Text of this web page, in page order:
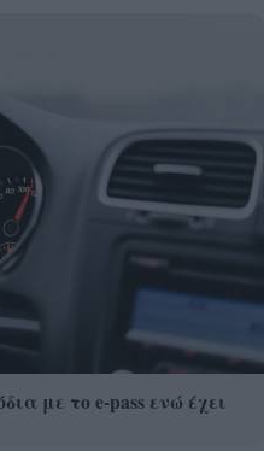
με το e-pass ενώ έχει